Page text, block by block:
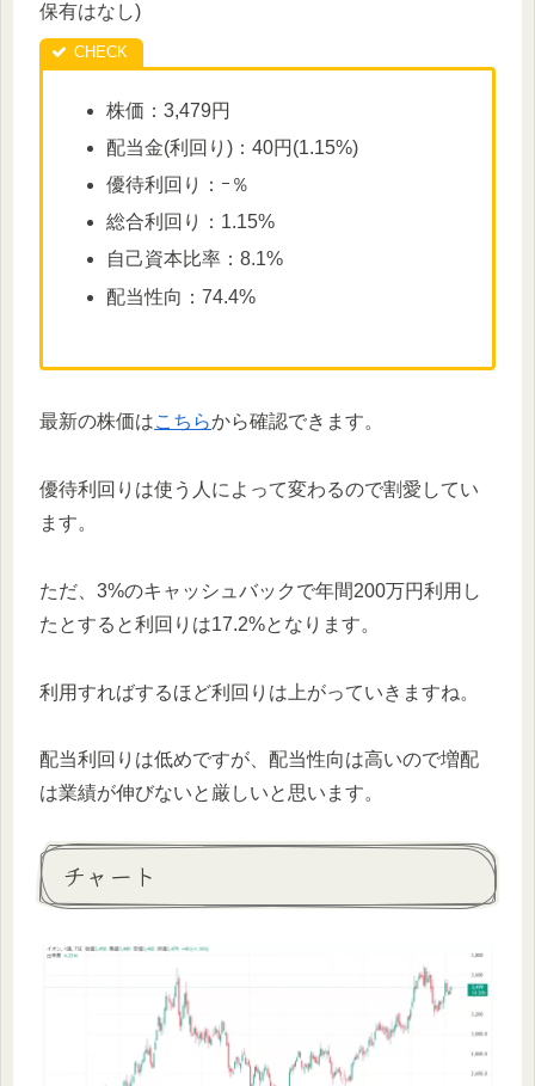
保有はなし)
株価：3,479円
配当金(利回り)：40円(1.15%)
優待利回り：ｰ％
総合利回り：1.15%
自己資本比率：8.1%
配当性向：74.4%
最新の株価はこちらから確認できます。
優待利回りは使う人によって変わるので割愛してい
ます。
ただ、3%のキャッシュバックで年間200万円利用し
たとすると利回りは17.2%となります。
利用すればするほど利回りは上がっていきますね。
配当利回りは低めですが、配当性向は高いので増配
は業績が伸びないと厳しいと思います。
チャート